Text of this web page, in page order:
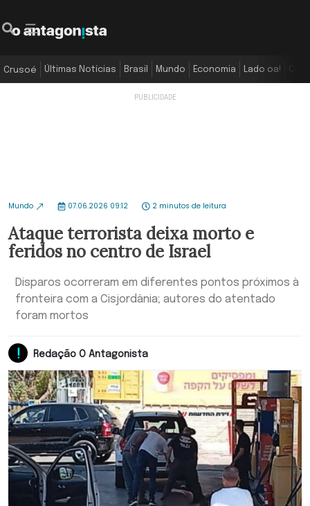
Crusoé Últimas Notícias Brasil Mundo Economia Lado oa!
Mundo 07.06.2026 09:12 2 minutos de leitura
Ataque terrorista deixa morto e
feridos no centro de Israel
Disparos ocorreram em diferentes pontos próximos à
fronteira com a Cisjordânia; autores do atentado
foram mortos
Redação O Antagonista